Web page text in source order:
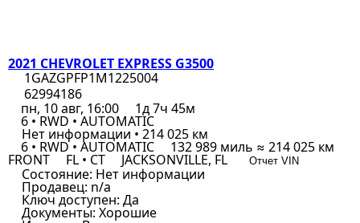
2021 CHEVROLET EXPRESS G3500
1GAZGPFP1M1225004
62994186
пн, 10 авг, 16:00
1д 7ч 45м
6 • RWD • AUTOMATIC
Нет информации • 214 025 км
6 • RWD • AUTOMATIC 132 989 миль ≈ 214 025 км
FRONT FL • CT JACKSONVILLE, FL Отчет VIN
Состояние: Нет информации
Продавец: n/a
Ключ доступен: Да
Документы: Хорошие